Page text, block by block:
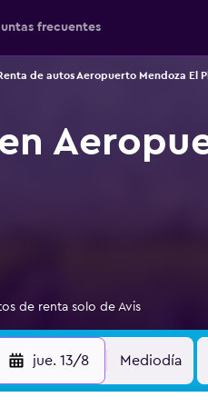
frecuentes
de autos Aeropuerto Mendoza El
de renta solo de Avis
jue. 13/8 Mediodía